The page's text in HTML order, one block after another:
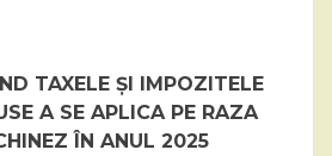
TAXELE ȘI IMPOZITELE
A SE APLICA PE RAZA
ÎN ANUL 2025